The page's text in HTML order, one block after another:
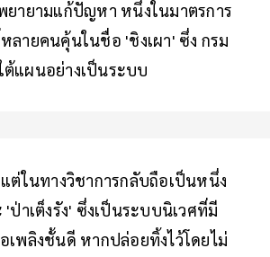
ยายามแก้ปัญหา หนึ่งในมาตรการ
ลายคนคุ้นในชื่อ 'ชิงเผา' ซึ่ง กรม
ต้แผนอย่างเป็นระบบ
แต่ในทางวิชาการกลับถือเป็นหนึ่ง
าเต็งรัง' ซึ่งเป็นระบบนิเวศที่มี
เพลิงชั้นดี หากปล่อยทิ้งไว้โดยไม่